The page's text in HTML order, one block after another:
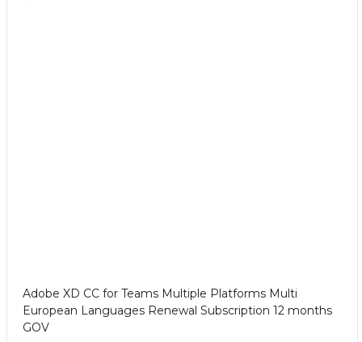
Adobe XD CC for Teams Multiple Platforms Multi
European Languages Renewal Subscription 12 months
GOV